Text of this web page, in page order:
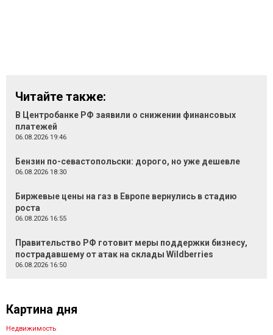
Читайте также:
В Центробанке РФ заявили о снижении финансовых
платежей
06.08.2026 19:46
Бензин по-севастопольски: дорого, но уже дешевле
06.08.2026 18:30
Биржевые цены на газ в Европе вернулись в стадию
роста
06.08.2026 16:55
Правительство РФ готовит меры поддержки бизнесу,
пострадавшему от атак на склады Wildberries
06.08.2026 16:50
Картина дня
Недвижимость